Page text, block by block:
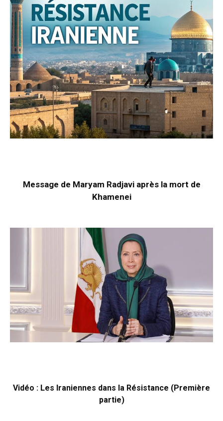
Message de Maryam Radjavi après la mort de
Khamenei
Vidéo : Les Iraniennes dans la Résistance (Première
partie)